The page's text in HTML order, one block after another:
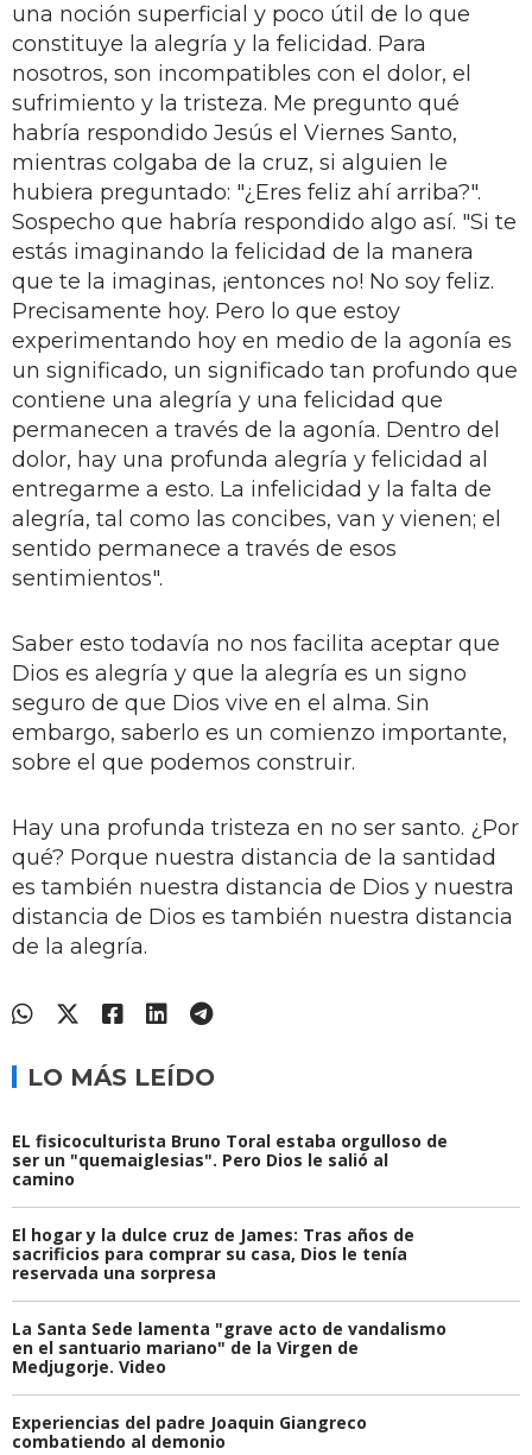
una noción superficial y poco útil de lo que
constituye la alegría y la felicidad. Para
nosotros, son incompatibles con el dolor, el
sufrimiento y la tristeza. Me pregunto qué
habría respondido Jesús el Viernes Santo,
mientras colgaba de la cruz, si alguien le
hubiera preguntado: "¿Eres feliz ahí arriba?".
Sospecho que habría respondido algo así. "Si te
estás imaginando la felicidad de la manera
que te la imaginas, ¡entonces no! No soy feliz.
Precisamente hoy. Pero lo que estoy
experimentando hoy en medio de la agonía es
un significado, un significado tan profundo que
contiene una alegría y una felicidad que
permanecen a través de la agonía. Dentro del
dolor, hay una profunda alegría y felicidad al
entregarme a esto. La infelicidad y la falta de
alegría, tal como las concibes, van y vienen; el
sentido permanece a través de esos
sentimientos".
Saber esto todavía no nos facilita aceptar que
Dios es alegría y que la alegría es un signo
seguro de que Dios vive en el alma. Sin
embargo, saberlo es un comienzo importante,
sobre el que podemos construir.
Hay una profunda tristeza en no ser santo. ¿Por
qué? Porque nuestra distancia de la santidad
es también nuestra distancia de Dios y nuestra
distancia de Dios es también nuestra distancia
de la alegría.
LO MÁS LEÍDO
EL fisicoculturista Bruno Toral estaba orgulloso de
ser un "quemaiglesias". Pero Dios le salió al
camino
El hogar y la dulce cruz de James: Tras años de
sacrificios para comprar su casa, Dios le tenía
reservada una sorpresa
La Santa Sede lamenta "grave acto de vandalismo
en el santuario mariano" de la Virgen de
Medjugorje. Video
Experiencias del padre Joaquin Giangreco
combatiendo al demonio